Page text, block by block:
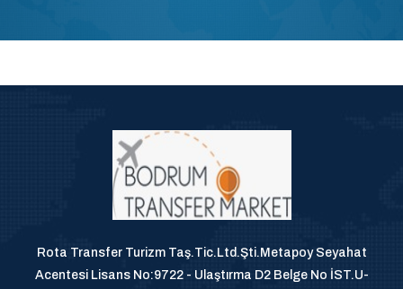
Rota Transfer Turizm Taş.Tic.Ltd.Şti.Metapoy Seyahat
Acentesi Lisans No:9722 - Ulaştırma D2 Belge No İST.U-